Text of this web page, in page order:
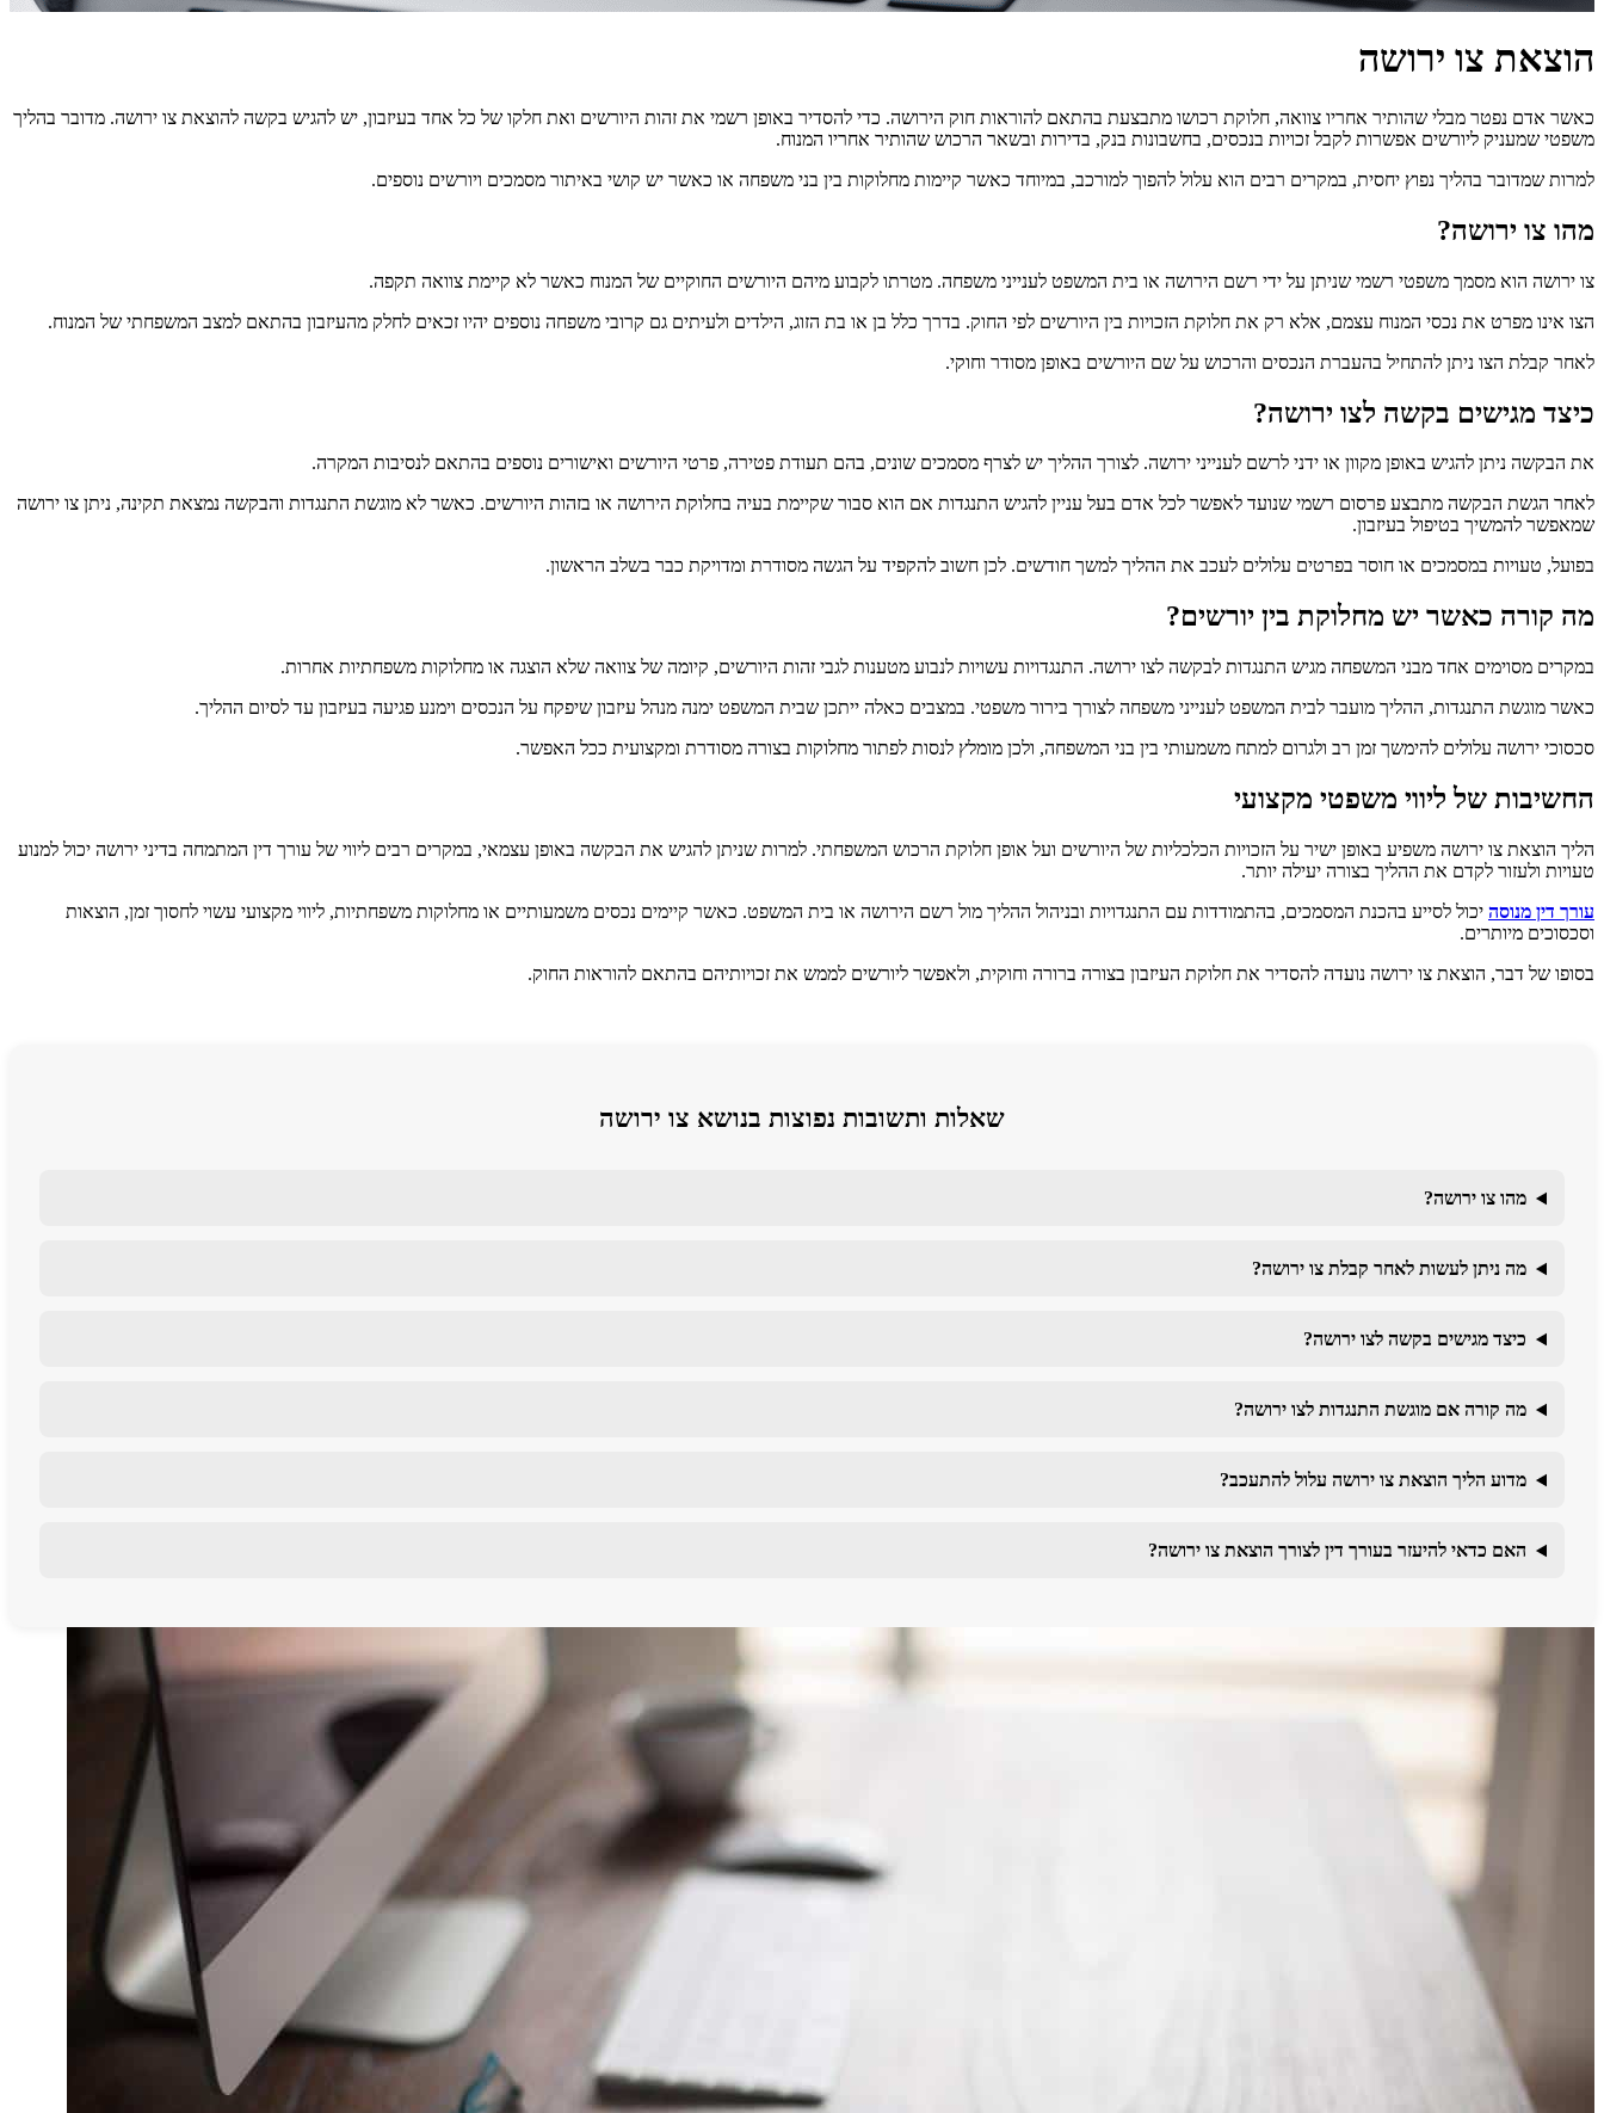
הוצאת צו ירושה
כאשר אדם נפטר מבלי שהותיר אחריו צוואה, חלוקת רכושו מתבצעת בהתאם להוראות חוק הירושה. כדי להסדיר באופן רשמי את זהות היורשים ואת חלקו של כל אחד בעיזבון, יש להגיש בקשה להוצאת צו ירושה. מדובר בהליך
משפטי שמעניק ליורשים אפשרות לקבל זכויות בנכסים, בחשבונות בנק, בדירות ובשאר הרכוש שהותיר אחריו המנוח.
למרות שמדובר בהליך נפוץ יחסית, במקרים רבים הוא עלול להפוך למורכב, במיוחד כאשר קיימות מחלוקות בין בני משפחה או כאשר יש קושי באיתור מסמכים ויורשים נוספים.
מהו צו ירושה?
צו ירושה הוא מסמך משפטי רשמי שניתן על ידי רשם הירושה או בית המשפט לענייני משפחה. מטרתו לקבוע מיהם היורשים החוקיים של המנוח כאשר לא קיימת צוואה תקפה.
הצו אינו מפרט את נכסי המנוח עצמם, אלא רק את חלוקת הזכויות בין היורשים לפי החוק. בדרך כלל בן או בת הזוג, הילדים ולעיתים גם קרובי משפחה נוספים יהיו זכאים לחלק מהעיזבון בהתאם למצב המשפחתי של המנוח.
לאחר קבלת הצו ניתן להתחיל בהעברת הנכסים והרכוש על שם היורשים באופן מסודר וחוקי.
כיצד מגישים בקשה לצו ירושה?
את הבקשה ניתן להגיש באופן מקוון או ידני לרשם לענייני ירושה. לצורך ההליך יש לצרף מסמכים שונים, בהם תעודת פטירה, פרטי היורשים ואישורים נוספים בהתאם לנסיבות המקרה.
לאחר הגשת הבקשה מתבצע פרסום רשמי שנועד לאפשר לכל אדם בעל עניין להגיש התנגדות אם הוא סבור שקיימת בעיה בחלוקת הירושה או בזהות היורשים. כאשר לא מוגשת התנגדות והבקשה נמצאת תקינה, ניתן צו ירושה
שמאפשר להמשיך בטיפול בעיזבון.
בפועל, טעויות במסמכים או חוסר בפרטים עלולים לעכב את ההליך למשך חודשים. לכן חשוב להקפיד על הגשה מסודרת ומדויקת כבר בשלב הראשון.
מה קורה כאשר יש מחלוקת בין יורשים?
במקרים מסוימים אחד מבני המשפחה מגיש התנגדות לבקשה לצו ירושה. התנגדויות עשויות לנבוע מטענות לגבי זהות היורשים, קיומה של צוואה שלא הוצגה או מחלוקות משפחתיות אחרות.
כאשר מוגשת התנגדות, ההליך מועבר לבית המשפט לענייני משפחה לצורך בירור משפטי. במצבים כאלה ייתכן שבית המשפט ימנה מנהל עיזבון שיפקח על הנכסים וימנע פגיעה בעיזבון עד לסיום ההליך.
סכסוכי ירושה עלולים להימשך זמן רב ולגרום למתח משמעותי בין בני המשפחה, ולכן מומלץ לנסות לפתור מחלוקות בצורה מסודרת ומקצועית ככל האפשר.
החשיבות של ליווי משפטי מקצועי
הליך הוצאת צו ירושה משפיע באופן ישיר על הזכויות הכלכליות של היורשים ועל אופן חלוקת הרכוש המשפחתי. למרות שניתן להגיש את הבקשה באופן עצמאי, במקרים רבים ליווי של עורך דין המתמחה בדיני ירושה יכול למנוע
טעויות ולעזור לקדם את ההליך בצורה יעילה יותר.
עורך דין מנוסה יכול לסייע בהכנת המסמכים, בהתמודדות עם התנגדויות ובניהול ההליך מול רשם הירושה או בית המשפט. כאשר קיימים נכסים משמעותיים או מחלוקות משפחתיות, ליווי מקצועי עשוי לחסוך זמן, הוצאות
וסכסוכים מיותרים.
בסופו של דבר, הוצאת צו ירושה נועדה להסדיר את חלוקת העיזבון בצורה ברורה וחוקית, ולאפשר ליורשים לממש את זכויותיהם בהתאם להוראות החוק.
שאלות ותשובות נפוצות בנושא צו ירושה
מהו צו ירושה?
מה ניתן לעשות לאחר קבלת צו ירושה?
כיצד מגישים בקשה לצו ירושה?
מה קורה אם מוגשת התנגדות לצו ירושה?
מדוע הליך הוצאת צו ירושה עלול להתעכב?
האם כדאי להיעזר בעורך דין לצורך הוצאת צו ירושה?